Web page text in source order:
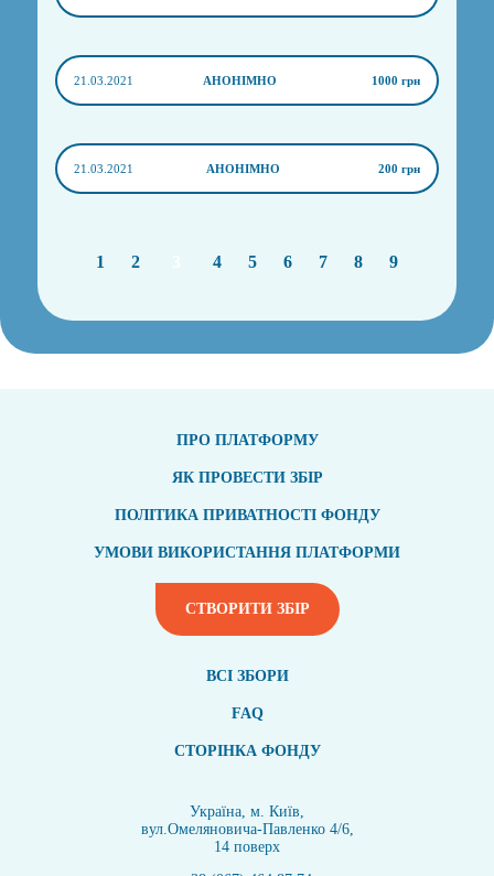
21.03.2021 АНОНІМНО 1000 грн
21.03.2021 АНОНІМНО 200 грн
1 2 4 5 6 7 8 9
ПРО ПЛАТФОРМУ
ЯК ПРОВЕСТИ ЗБІР
ПОЛІТИКА ПРИВАТНОСТІ ФОНДУ
УМОВИ ВИКОРИСТАННЯ ПЛАТФОРМИ
СТВОРИТИ ЗБІР
ВСI ЗБОРИ
FAQ
СТОРІНКА ФОНДУ
Україна, м. Київ,
вул.Омеляновича-Павленко 4/6,
14 поверх